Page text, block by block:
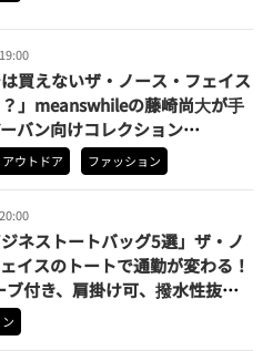
は買えないザ・ノース・フェイス
」meanswhileの藤崎尚⼤が⼿
バン向けコレクション
EXPLORATION』始動
ウトドア ファッション
ジネストートバッグ5選」ザ・ノ
イスのトートで通勤が変わる！
ブ付き、肩掛け可、撥水性抜
想を叶えた逸品揃えました